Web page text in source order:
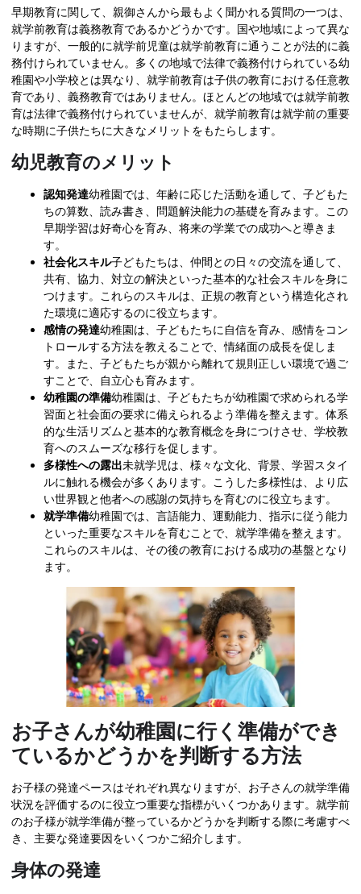
早期教育に関して、親御さんから最もよく聞かれる質問の一つは、
就学前教育は義務教育であるかどうかです。国や地域によって異な
りますが、一般的に就学前児童は就学前教育に通うことが法的に義
務付けられていません。多くの地域で法律で義務付けられている幼
稚園や小学校とは異なり、就学前教育は子供の教育における任意教
育であり、義務教育ではありません。ほとんどの地域では就学前教
育は法律で義務付けられていませんが、就学前教育は就学前の重要
な時期に子供たちに大きなメリットをもたらします。
幼児教育のメリット
認知発達幼稚園では、年齢に応じた活動を通して、子どもた
ちの算数、読み書き、問題解決能力の基礎を育みます。この
早期学習は好奇心を育み、将来の学業での成功へと導きま
す。
社会化スキル子どもたちは、仲間との日々の交流を通して、
共有、協力、対立の解決といった基本的な社会スキルを身に
つけます。これらのスキルは、正規の教育という構造化され
た環境に適応するのに役立ちます。
感情の発達幼稚園は、子どもたちに自信を育み、感情をコン
トロールする方法を教えることで、情緒面の成長を促しま
す。また、子どもたちが親から離れて規則正しい環境で過ご
すことで、自立心も育みます。
幼稚園の準備幼稚園は、子どもたちが幼稚園で求められる学
習面と社会面の要求に備えられるよう準備を整えます。体系
的な生活リズムと基本的な教育概念を身につけさせ、学校教
育へのスムーズな移行を促します。
多様性への露出未就学児は、様々な文化、背景、学習スタイ
ルに触れる機会が多くあります。こうした多様性は、より広
い世界観と他者への感謝の気持ちを育むのに役立ちます。
就学準備幼稚園では、言語能力、運動能力、指示に従う能力
といった重要なスキルを育むことで、就学準備を整えます。
これらのスキルは、その後の教育における成功の基盤となり
ます。
お子さんが幼稚園に行く準備ができ
ているかどうかを判断する方法
お子様の発達ペースはそれぞれ異なりますが、お子さんの就学準備
状況を評価するのに役立つ重要な指標がいくつかあります。就学前
のお子様が就学準備が整っているかどうかを判断する際に考慮すべ
き、主要な発達要因をいくつかご紹介します。
身体の発達